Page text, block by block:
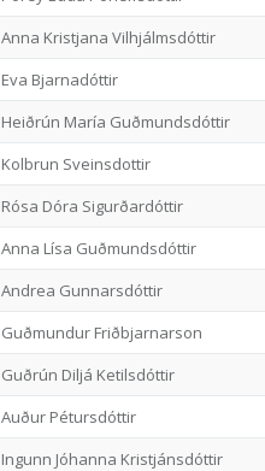
Anna Kristjana Vilhjálmsdóttir
Eva Bjarnadóttir
Heiðrún María Guðmundsdóttir
Kolbrun Sveinsdottir
Rósa Dóra Sigurðardóttir
Anna Lísa Guðmundsdóttir
Andrea Gunnarsdóttir
Guðmundur Friðbjarnarson
Guðrún Diljá Ketilsdóttir
Auður Pétursdóttir
Ingunn Jóhanna Kristjánsdóttir